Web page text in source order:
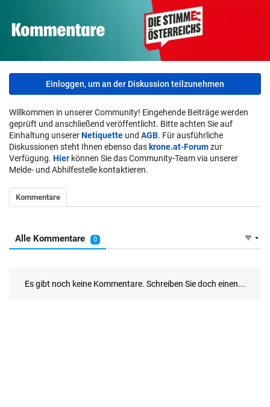
Einloggen, um an der Diskussion teilzunehmen
Willkommen in unserer Community! Eingehende Beiträge werden
geprüft und anschließend veröffentlicht. Bitte achten Sie auf
Einhaltung unsererNetiquette und AGB. Für ausführliche
Diskussionen steht Ihnen ebenso das krone.at-Forumzur
Verfügung. Hier können Sie das Community-Team via unserer
Melde- und Abhilfestelle kontaktieren.